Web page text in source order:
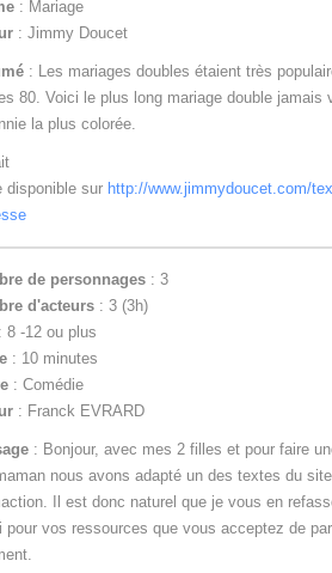
: Mariage
: Jimmy Doucet
: Les mariages doubles étaient très
80. Voici le plus long mariage double jamais
la plus colorée.
disponible sur http://www.jimmydoucet.com/
de personnages: 3
d'acteurs: 3 (3h)
-12 ou plus
: 10 minutes
: Comédie
: Franck EVRARD
: Bonjour, avec mes 2 filles et pour faire
nous avons adapté un des textes du site
Il est donc naturel que je vous en
pour vos ressources que vous acceptez de